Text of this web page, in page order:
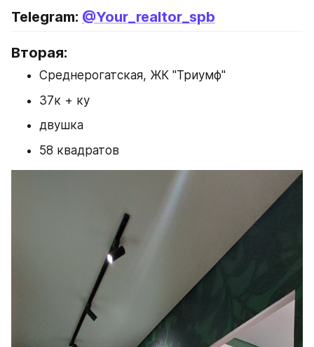
Telegram: @Your_realtor_spb
Вторая:
Среднерогатская, ЖК "Триумф"
37к + ку
двушка
58 квадратов